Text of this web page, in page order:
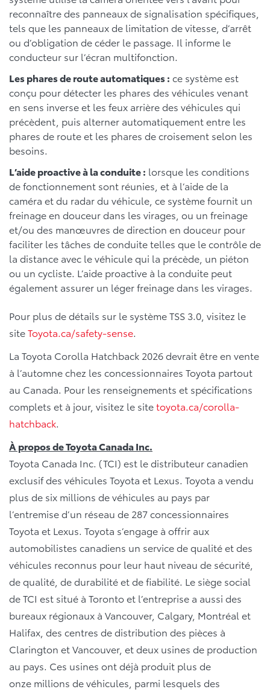
reconnaître des panneaux de signalisation spécifiques,
tels que les panneaux de limitation de vitesse, d’arrêt
ou d’obligation de céder le passage. Il informe le
conducteur sur l’écran multifonction.
Les phares de route automatiques : ce système est
conçu pour détecter les phares des véhicules venant
en sens inverse et les feux arrière des véhicules qui
précèdent, puis alterner automatiquement entre les
phares de route et les phares de croisement selon les
besoins.
L’aide proactive à la conduite : lorsque les conditions
de fonctionnement sont réunies, et à l’aide de la
caméra et du radar du véhicule, ce système fournit un
freinage en douceur dans les virages, ou un freinage
et/ou des manœuvres de direction en douceur pour
faciliter les tâches de conduite telles que le contrôle de
la distance avec le véhicule qui la précède, un piéton
ou un cycliste. L’aide proactive à la conduite peut
également assurer un léger freinage dans les virages.
Pour plus de détails sur le système TSS 3.0, visitez le
siteToyota.ca/safety-sense.
La Toyota Corolla Hatchback 2026 devrait être en vente
à l’automne chez les concessionnaires Toyota partout
au Canada. Pour les renseignements et spécifications
complets et à jour, visitez le sitetoyota.ca/corolla-
hatchback.
À propos de Toyota Canada Inc.
Toyota Canada Inc. (TCI) est le distributeur canadien
exclusif des véhicules Toyota et Lexus. Toyota a vendu
plus de six millions de véhicules au pays par
l’entremise d’un réseau de 287 concessionnaires
Toyota et Lexus. Toyota s’engage à offrir aux
automobilistes canadiens un service de qualité et des
véhicules reconnus pour leur haut niveau de sécurité,
de qualité, de durabilité et de fiabilité. Le siège social
de TCI est situé à Toronto et l’entreprise a aussi des
bureaux régionaux à Vancouver, Calgary, Montréal et
Halifax, des centres de distribution des pièces à
Clarington et Vancouver, et deux usines de production
au pays. Ces usines ont déjà produit plus de
onze millions de véhicules, parmi lesquels des